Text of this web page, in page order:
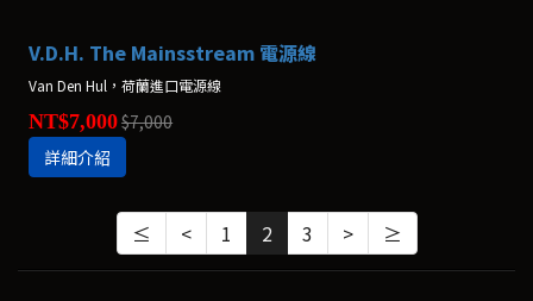
V.D.H. The Mainsstream 電源線
Van Den Hul，荷蘭進口電源線
NT$7,000$7,000
詳細介紹
≤ < 1 2 3 > ≥